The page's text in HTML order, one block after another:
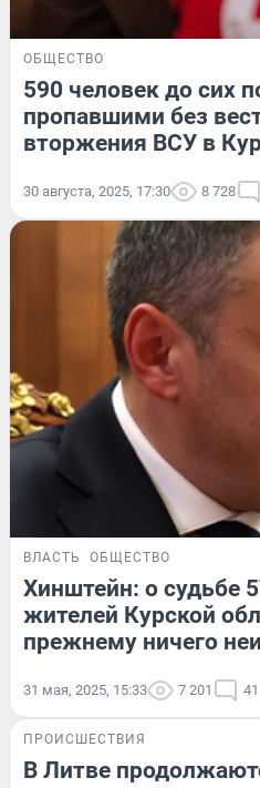
ОБЩЕСТВО
590 человек до сих
пропавшими без
вторжения ВСУ в
30 августа, 2025, 17:30 8 728
ВЛАСТЬ ОБЩЕСТВО
Хинштейн: о судьбе
жителей Курской
прежнему ничего
31 мая, 2025, 15:33 7 201 41
ПРОИСШЕСТВИЯ
В Литве